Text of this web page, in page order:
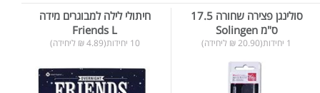
סולינגן פצירה שחורה 17.5
ס"מ Solingen
1 יחידות(20.90 ₪ ליחידה)
חיתולי לילה למבוגרים מידה
Friends L
10 יחידות(4.89 ₪ ליחידה)